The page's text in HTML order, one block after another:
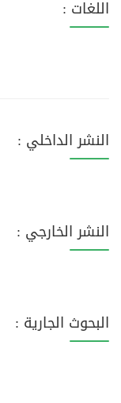
اللغات :
النشر الداخلي :
النشر الخارجي :
البحوث الجارية :